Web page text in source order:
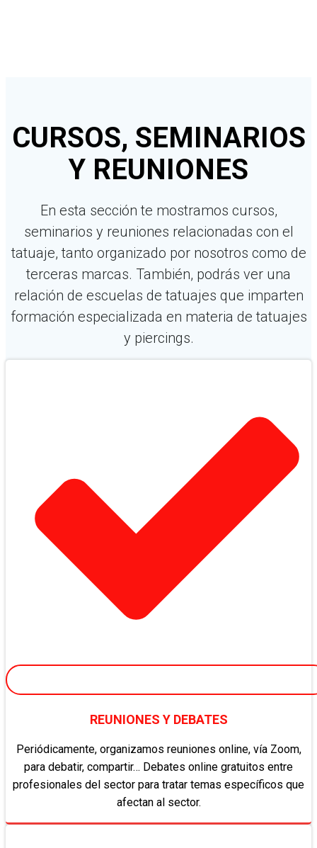
CURSOS, SEMINARIOS
Y REUNIONES
En esta sección te mostramos cursos,
seminarios y reuniones relacionadas con el
tatuaje, tanto organizado por nosotros como de
terceras marcas. También, podrás ver una
relación de escuelas de tatuajes que imparten
formación especializada en materia de tatuajes
y piercings.
REUNIONES Y DEBATES
Periódicamente, organizamos reuniones online, vía Zoom,
para debatir, compartir… Debates online gratuitos entre
profesionales del sector para tratar temas específicos que
afectan al sector.